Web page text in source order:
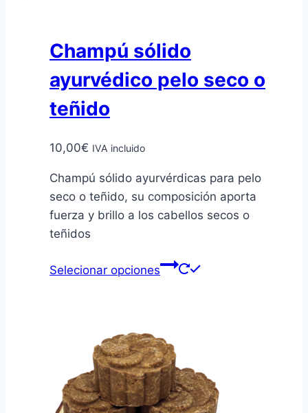
Champú sólido
ayurvédico pelo seco o
teñido
10,00€ IVA incluido
Champú sólido ayurvérdicas para pelo
seco o teñido, su composición aporta
fuerza y brillo a los cabellos secos o
teñidos
Selecionar opciones